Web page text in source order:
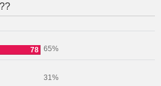
78 65%
31%